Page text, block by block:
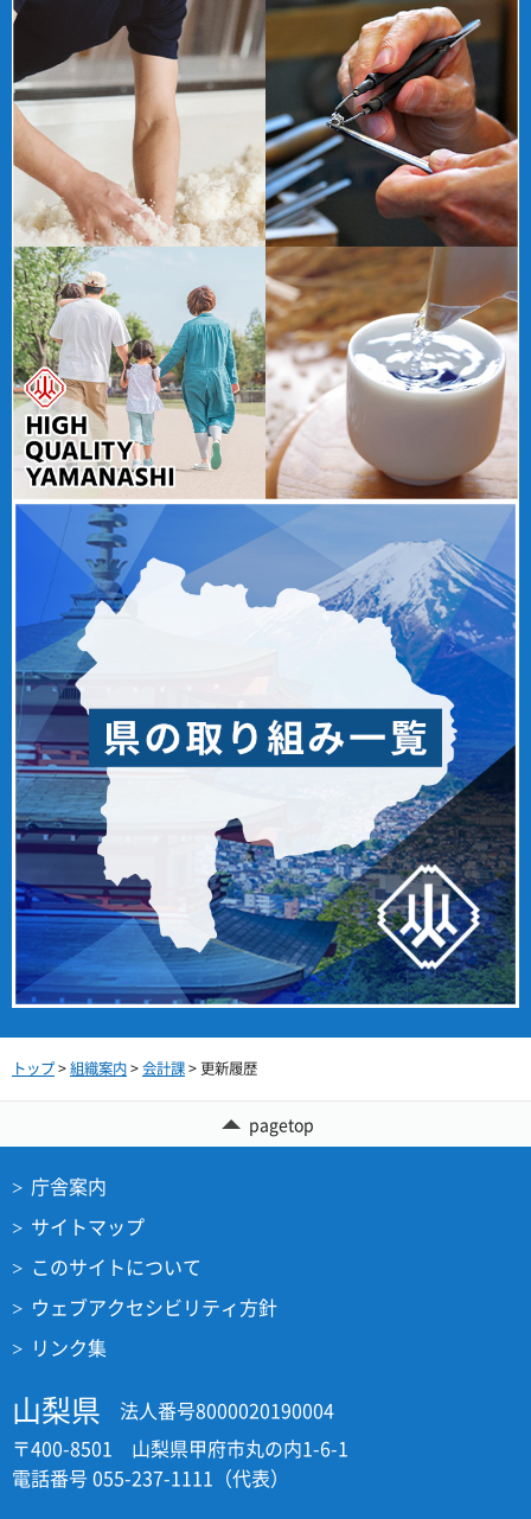
トップ>組織案内>会計課> 更新履歴
pagetop
庁舎案内
サイトマップ
このサイトについて
ウェブアクセシビリティ方針
リンク集
山梨県
法人番号8000020190004
〒400-8501 山梨県甲府市丸の内1-6-1
電話番号 055-237-1111（代表）